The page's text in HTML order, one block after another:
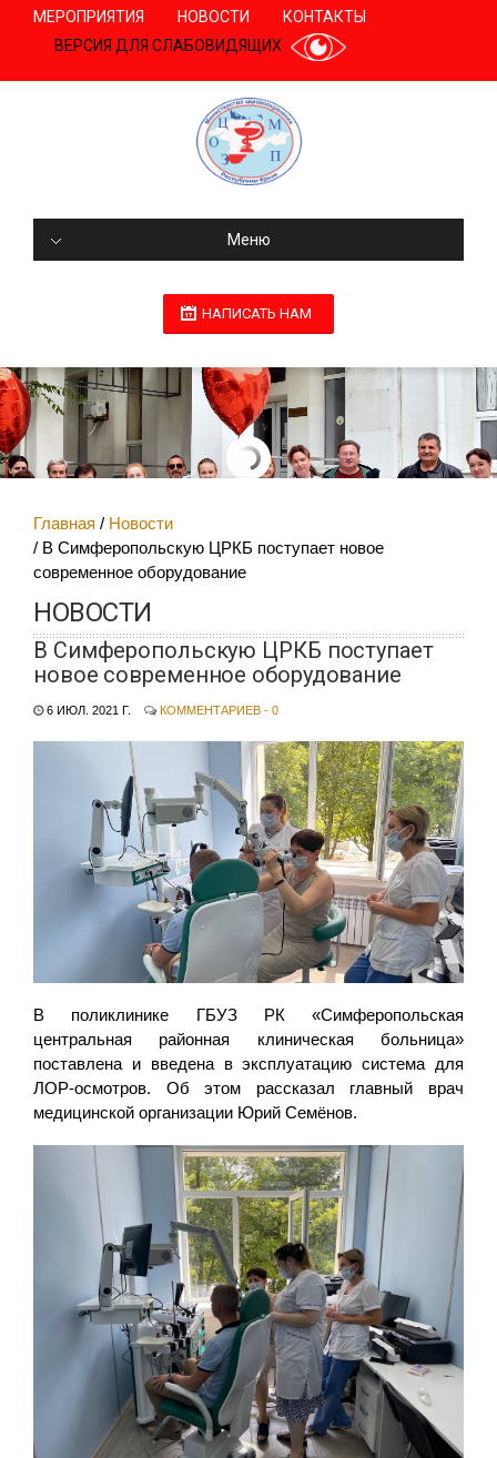
МЕРОПРИЯТИЯ НОВОСТИ
КОНТАКТЫ
ВЕРСИЯ ДЛЯ СЛАБОВИДЯЩИХ
Меню
НАПИСАТЬ НАМ
Главная
Новости
В Симферопольскую ЦРКБ поступает новое
современное оборудование
НОВОСТИ
В Симферопольскую ЦРКБ поступает
новое современное оборудование
6 ИЮЛ. 2021 Г. КОММЕНТАРИЕВ - 0
В поликлинике ГБУЗ РК «Симферопольская
центральная районная клиническая больница»
поставлена и введена в эксплуатацию система для
ЛОР-осмотров. Об этом рассказал главный врач
медицинской организации Юрий Семёнов.